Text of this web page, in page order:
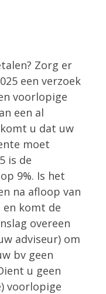
Zorg er
een verzoek
voorlopige
een al
u dat uw
moet
is de
9%. Is het
na afloop van
komt de
overeen
adviseur) om
bv geen
u geen
voorlopige